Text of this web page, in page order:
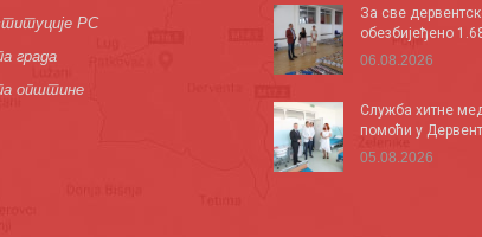
РС
града
општине
За све
обезбијеђено
06.08.2026
Служба хитне
помоћи у
05.08.2026